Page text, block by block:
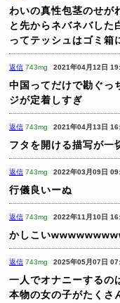
わいの真性包茎のせが
と先からネバネバした
ってテッシュはゴミ箱
返信 743mg 2021年04月12日
中国ってだけで勘ぐっ
ジが定着しすぎ
返信 743mg 2021年04月13日
フタを開ける描写が一
返信 743mg 2022年03月09日
行儀良いーぬ
返信 743mg 2022年11月10日
かしこい
返信 743mg 2025年05月07日
一人でオナニーするの
本物の女の子がたく